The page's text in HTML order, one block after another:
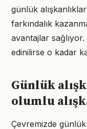
günlük
farkındalık
avantajlar
edinilirse o kadar
Günlük
olumlu
Çevremizde